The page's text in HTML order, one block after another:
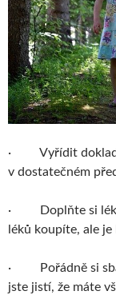
·
Vyřídit
v dostatečném
·
Doplňte si
léků koupíte, ale
·
Pořádně si
jste jistí, že máte